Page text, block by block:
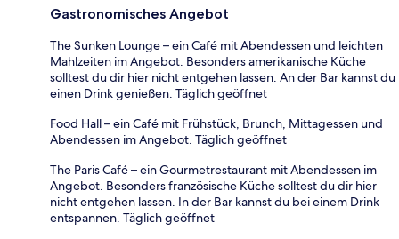
Gastronomisches Angebot
The Sunken Lounge – ein Café mit Abendessen und leichten
Mahlzeiten im Angebot. Besonders amerikanische Küche
solltest du dir hier nicht entgehen lassen. An der Bar kannst du
einen Drink genießen. Täglich geöffnet
Food Hall – ein Café mit Frühstück, Brunch, Mittagessen und
Abendessen im Angebot. Täglich geöffnet
The Paris Café – ein Gourmetrestaurant mit Abendessen im
Angebot. Besonders französische Küche solltest du dir hier
nicht entgehen lassen. In der Bar kannst du bei einem Drink
entspannen. Täglich geöffnet